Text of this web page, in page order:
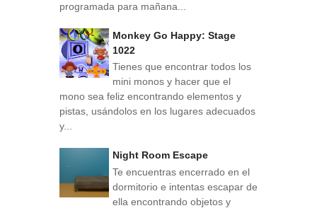
programada para mañana...
Monkey Go Happy: Stage
1022
Tienes que encontrar todos los
mini monos y hacer que el
mono sea feliz encontrando elementos y
pistas, usándolos en los lugares adecuados
y...
Night Room Escape
Te encuentras encerrado en el
dormitorio e intentas escapar de
ella encontrando objetos y